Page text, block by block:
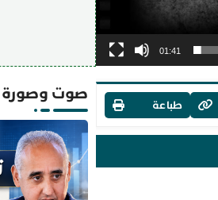
01:41
طباعة
صوت وصورة